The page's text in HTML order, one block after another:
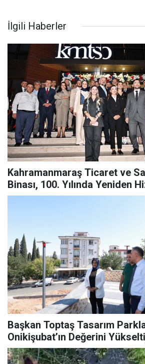
İlgili Haberler
Kahramanmaraş Ticaret ve
Binası, 100. Yılında Yeniden
Başkan Toptaş Tasarım
Onikişubat’ın Değerini